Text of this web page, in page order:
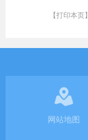
【打印本页】
网站地图